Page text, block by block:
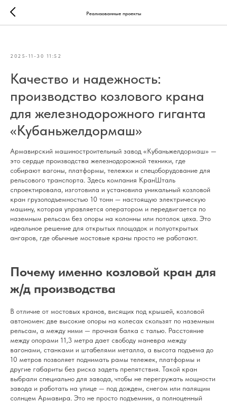
Реализованные проекты
2025-11-30 11:52
Качество и надежность:
производство козлового крана
для железнодорожного гиганта
«Кубаньжелдормаш»
Армавирский машиностроительный завод «Кубаньжелдормаш» —
это сердце производства железнодорожной техники, где
собирают вагоны, платформы, тележки и спецоборудование для
рельсового транспорта. Здесь компания КранШталь
спроектировала, изготовила и установила уникальный козловой
кран грузоподъемностью 10 тонн — настоящую электрическую
машину, которая управляется оператором и передвигается по
наземным рельсам без опоры на колонны или потолок цеха. Это
идеальное решение для открытых площадок и полуоткрытых
ангаров, где обычные мостовые краны просто не работают.
Почему именно козловой кран для
ж/д производства
В отличие от мостовых кранов, висящих под крышей, козловой
автономен: две высокие опоры на колесах скользят по наземным
рельсам, а между ними — прочная балка с талью. Расстояние
между опорами 11,3 метра дает свободу маневра между
вагонами, станками и штабелями металла, а высота подъема до
10 метров позволяет поднимать рамы тележек, платформы и
другие габариты без риска задеть препятствия. Такой кран
выбрали специально для завода, чтобы не перегружать мощности
завода и работать на улице — под дождем, снегом или палящим
солнцем Армавира. Это не просто подъемник, а полноценный